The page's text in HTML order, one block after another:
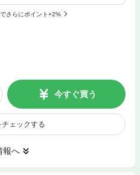
さらにポイント+2%
今すぐ買う
ェックする
報へ